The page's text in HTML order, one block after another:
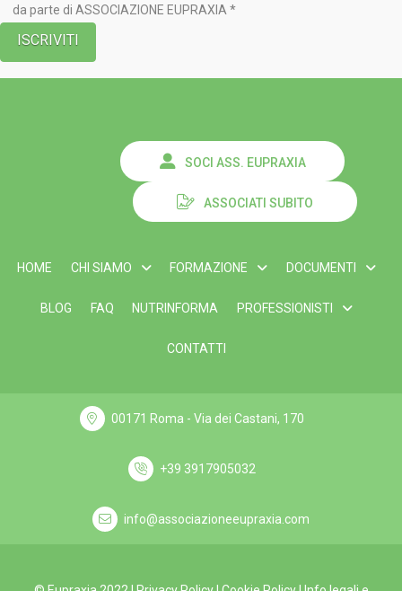
da parte di ASSOCIAZIONE EUPRAXIA *
SOCI ASS. EUPRAXIA
ASSOCIATI SUBITO
HOME CHI SIAMO FORMAZIONE DOCUMENTI
BLOG FAQ NUTRINFORMA PROFESSIONISTI
CONTATTI
00171 Roma - Via dei Castani, 170
+39 3917905032
info@associazioneeupraxia.com